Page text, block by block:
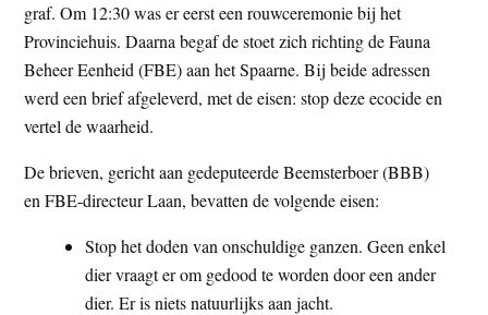
graf. Om 12:30 was er eerst een rouwceremonie bij het
Provinciehuis. Daarna begaf de stoet zich richting de Fauna
Beheer Eenheid (FBE) aan het Spaarne. Bij beide adressen
werd een brief afgeleverd, met de eisen: stop deze ecocide en
vertel de waarheid.
De brieven, gericht aan gedeputeerde Beemsterboer (BBB)
en FBE-directeur Laan, bevatten de volgende eisen:
Stop het doden van onschuldige ganzen. Geen enkel
dier vraagt er om gedood te worden door een ander
dier. Er is niets natuurlijks aan jacht.